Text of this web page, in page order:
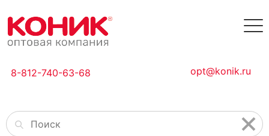
8-812-740-63-68 opt@konik.ru